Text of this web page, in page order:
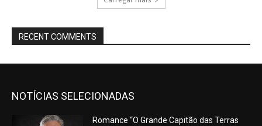
RECENT COMMENTS
NOTÍCIAS SELECIONADAS
Romance “O Grande Capitão das Terras